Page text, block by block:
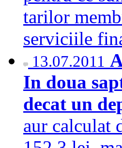
tarilor
serviciile
13.07.2011
In doua
decat un
aur calculat